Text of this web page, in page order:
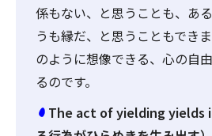
係もない、と思うことも、あ
うも縁だ、と思うこともでき
のように想像できる、心の自
るのです。
The act of yielding yields